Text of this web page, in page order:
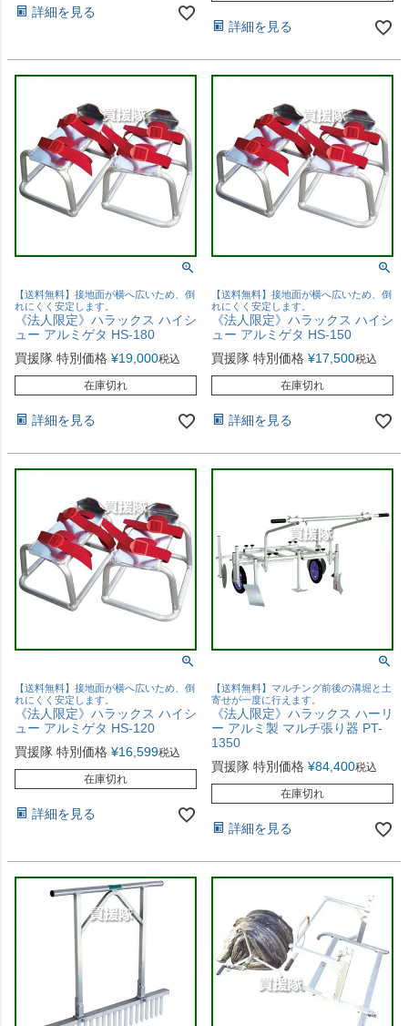
詳細を見る
詳細を見る
【送料無料】接地面が横へ広いため、倒
れにくく安定します。
《法人限定》ハラックス ハイシ
ュー アルミゲタ HS-180
買援隊 特別価格 ¥19,000税込
在庫切れ
詳細を見る
【送料無料】接地面が横へ広いため、倒
れにくく安定します。
《法人限定》ハラックス ハイシ
ュー アルミゲタ HS-150
買援隊 特別価格 ¥17,500税込
在庫切れ
詳細を見る
【送料無料】接地面が横へ広いため、倒
れにくく安定します。
《法人限定》ハラックス ハイシ
ュー アルミゲタ HS-120
買援隊 特別価格 ¥16,599税込
在庫切れ
詳細を見る
【送料無料】マルチング前後の溝堀と土
寄せが一度に行えます。
《法人限定》ハラックス ハーリ
ー アルミ製 マルチ張り器 PT-
1350
買援隊 特別価格 ¥84,400税込
在庫切れ
詳細を見る